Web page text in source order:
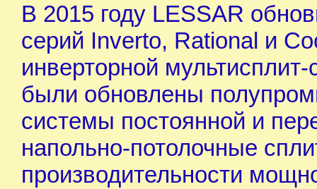
В 2015 году LESSAR
серий Inverto, Rational и
инверторной
были обновлены
системы постоянной и
напольно-потолочные
производительности